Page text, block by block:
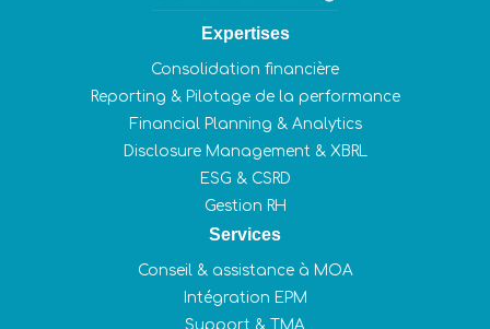
Expertises
Consolidation financière
Reporting & Pilotage de la performance
Financial Planning & Analytics
Disclosure Management & XBRL
ESG & CSRD
Gestion RH
Services
Conseil & assistance à MOA
Intégration EPM
Support & TMA